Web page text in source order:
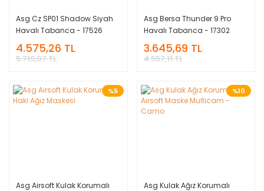
Asg Cz SP01 Shadow Siyah
Havalı Tabanca - 17526
4.575,26 TL
5.719,07 TL
Asg Bersa Thunder 9 Pro
Havalı Tabanca - 17302
3.645,69 TL
4.557,11 TL
%5
Asg Airsoft Kulak Korumalı
%10
Asg Kulak Ağız Korumalı